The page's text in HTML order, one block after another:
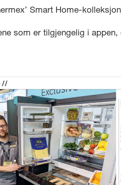
Smart Home-
som er tilgjengelig i